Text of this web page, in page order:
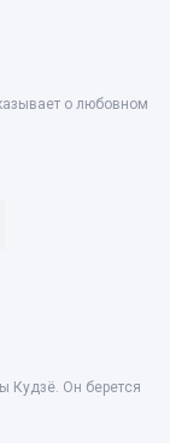
о любовном
Кудзё. Он берется